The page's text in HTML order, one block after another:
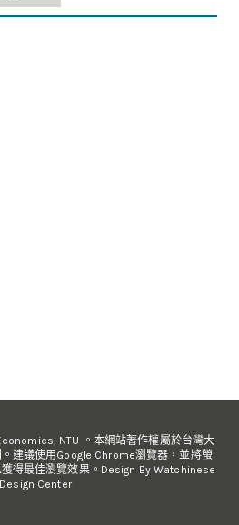
NTU 。本網站著作權屬於台灣大
建議使用Google Chrome瀏覽器，並將螢
得最佳瀏覽效果。Design By Watchinese
Design Center